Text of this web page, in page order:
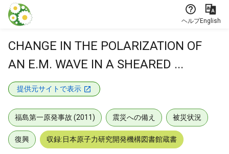
本文に飛ぶ
ヘルプEnglish
CHANGE IN THE POLARIZATION OF
AN E.M. WAVE IN A SHEARED ...
提供元サイトで表示
福島第一原発事故 (2011) 震災への備え 被災状況
復興 収録:日本原子力研究開発機構図書館蔵書